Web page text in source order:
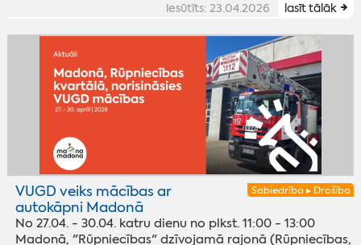
iesūtīts: 23.04.2026 lasīt tālāk
Sabiedrība ▸ Drošība
VUGD veiks mācības ar
autokāpni Madonā
No 27.04. - 30.04. katru dienu no plkst. 11:00 - 13:00
Madonā, "Rūpniecības" dzīvojamā rajonā (Rūpniecības,